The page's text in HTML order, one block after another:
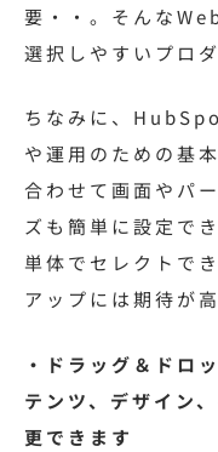
要・・。そんな
選択しやすいプロ
ちなみに、
や運用のための基
合わせて画面やパ
ズも簡単に設定で
単体でセレクトで
アップには期待が
・ドラッグ＆ドロ
テンツ、デザイン
更できます